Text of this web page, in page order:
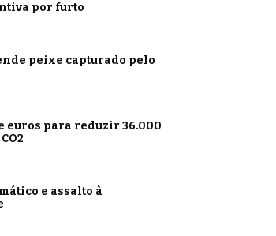
por furto
peixe capturado pelo
euros para reduzir 36.000
e assalto à